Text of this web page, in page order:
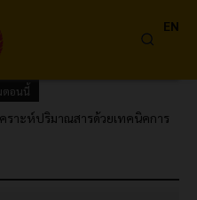
EN
ตอนนี้
าะห์ปริมาณสารด้วยเทคนิคการ
ซื้อสิทธิโปรแกรมคอมพิวเตอร์